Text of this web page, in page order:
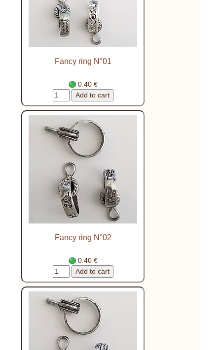
Fancy ring N°01
0.40 €
Fancy ring N°02
0.40 €